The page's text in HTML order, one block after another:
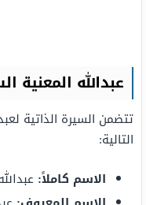
عبدالله المعنية
تتضمن السيرة الذاتية
التالية:
الاسم كاملاً: